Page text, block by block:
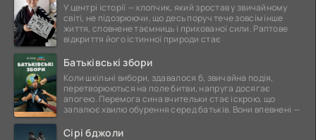
У центрі історії — хлопчик, який зростав у звичайному
світі, не підозрюючи, що десь поруч тече зовсім інше
життя, сповнене таємниць і прихованої сили. Раптове
відкриття його істинної природи стає
Батьківські збори
Коли шкільні вибори, здавалося б, звичайна подія,
перетворюються на поле битви, напруга досягає
апогею. Перемога сина вчительки стає іскрою, що
запалює хвилю обурення серед батьків. Вони впевнені —
Сірі бджоли